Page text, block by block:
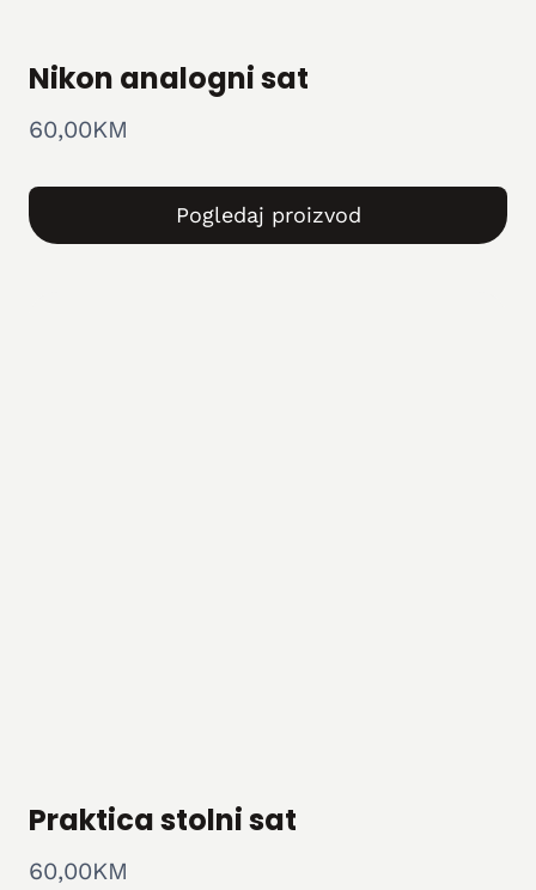
Nikon analogni sat
60,00KM
Pogledaj proizvod
Praktica stolni sat
60,00KM